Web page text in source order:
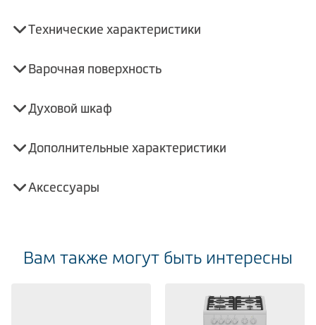
Технические характеристики
Варочная поверхность
Духовой шкаф
Дополнительные характеристики
Аксессуары
Вам также могут быть интересны